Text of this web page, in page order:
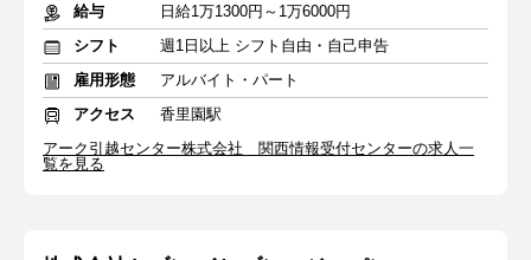
給与
日給1万1300円～1万6000円
シフト
週1日以上 シフト自由・自己申告
雇用形態
アルバイト・パート
アクセス
香里園駅
アーク引越センター株式会社 関西情報受付センターの求人一
覧を見る